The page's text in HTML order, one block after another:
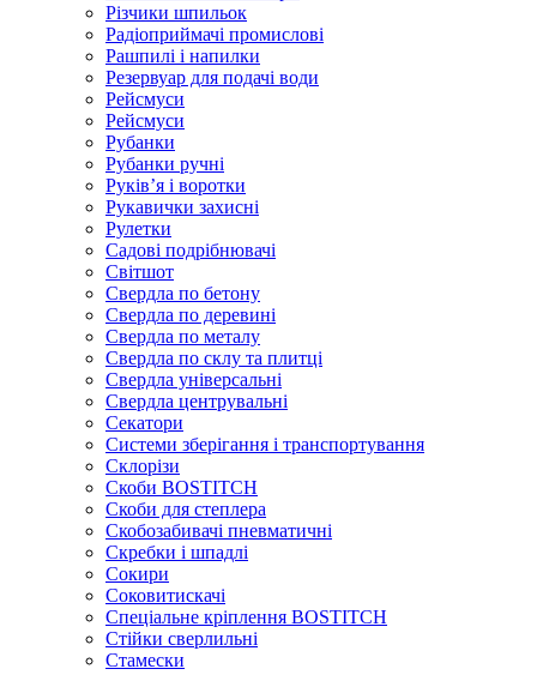
Різчики шпильок
Радіоприймачі промислові
Рашпилі і напилки
Резервуар для подачі води
Рейсмуси
Рейсмуси
Рубанки
Рубанки ручні
Руківʼя і воротки
Рукавички захисні
Рулетки
Садові подрібнювачі
Світшот
Свердла по бетону
Свердла по деревині
Свердла по металу
Свердла по склу та плитці
Свердла універсальні
Свердла центрувальні
Секатори
Системи зберігання і транспортування
Склорізи
Скоби BOSTITCH
Скоби для степлера
Скобозабивачі пневматичні
Скребки і шпадлі
Сокири
Соковитискачі
Спеціальне кріплення BOSTITCH
Стійки сверлильні
Стамески